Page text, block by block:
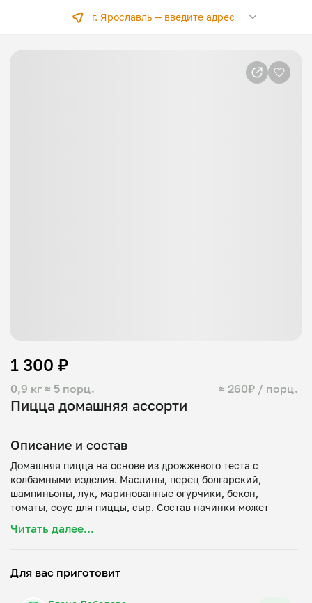
г. Ярославль —введите адрес
Пицца домашняя ассорти
0,9 кг ≈ 5 порц. ≈ 260₽ / порц.
1 300 ₽
Описание и состав
Домашняя пицца на основе из дрожжевого теста с
колбамными изделия. Маслины, перец болгарский,
шампиньоны, лук, маринованные огурчики, бекон,
томаты, соус для пиццы, сыр. Состав начинки может
Читать далее...
Для вас приготовит